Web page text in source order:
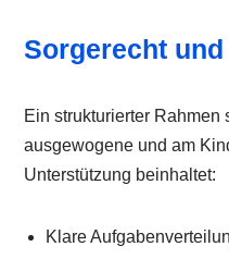
Sorgerecht
Ein strukturierter
ausgewogene und am
Unterstützung beinhaltet:
Klare